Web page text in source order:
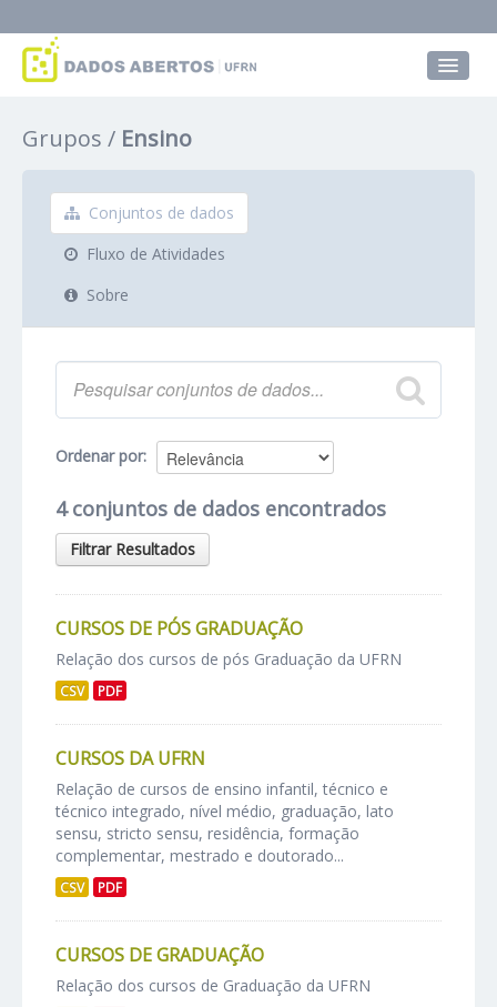
Grupos
Sobre
Grupos Ensino
Conjuntos de dados
Fluxo de Atividades
Sobre
Ordenar por
4 conjuntos de dados encontrados
Filtrar Resultados
CURSOS DE PÓS GRADUAÇÃO
Relação dos cursos de pós Graduação da UFRN
CSV PDF
CURSOS DA UFRN
Relação de cursos de ensino infantil, técnico e
técnico integrado, nível médio, graduação, lato
sensu, stricto sensu, residência, formação
complementar, mestrado e doutorado...
CSV PDF
CURSOS DE GRADUAÇÃO
Relação dos cursos de Graduação da UFRN